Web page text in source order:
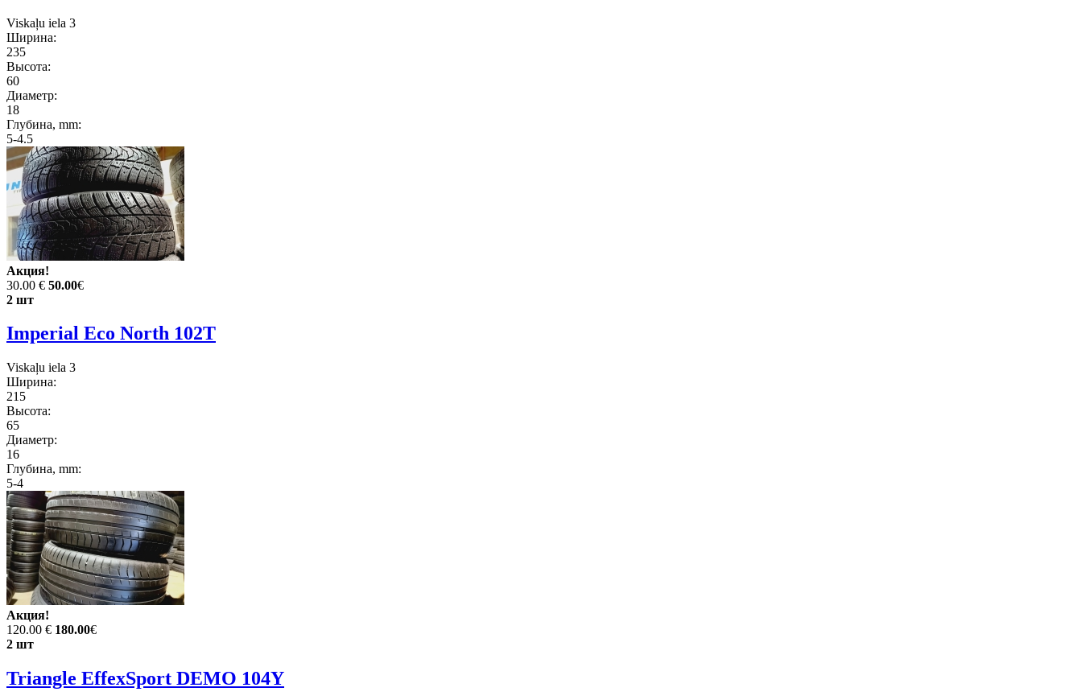
Viskaļu iela 3
Ширина:
235
Высота:
60
Диаметр:
18
Глубина, mm:
5-4.5
Акция!
30.00 € 50.00€
2 шт
Imperial Eco North 102T
Viskaļu iela 3
Ширина:
215
Высота:
65
Диаметр:
16
Глубина, mm:
5-4
Акция!
120.00 € 180.00€
2 шт
Triangle EffexSport DEMO 104Y